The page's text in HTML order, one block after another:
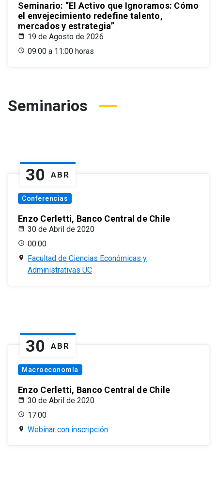
Seminario: “El Activo que Ignoramos: Cómo
el envejecimiento redefine talento,
mercados y estrategia”
19 de Agosto de 2026
09:00 a 11:00 horas
Seminarios
30 ABR
Conferencias
Enzo Cerletti, Banco Central de Chile
30 de Abril de 2020
00:00
Facultad de Ciencias Económicas y
Administrativas UC
30 ABR
Macroeconomía
Enzo Cerletti, Banco Central de Chile
30 de Abril de 2020
17:00
Webinar con inscripción